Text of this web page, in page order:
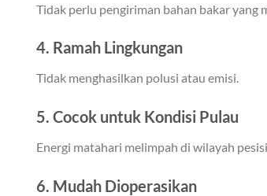
Tidak perlu pengiriman bahan bakar yang
4. Ramah Lingkungan
Tidak menghasilkan polusi atau emisi.
5. Cocok untuk Kondisi Pulau
Energi matahari melimpah di wilayah
6. Mudah Dioperasikan